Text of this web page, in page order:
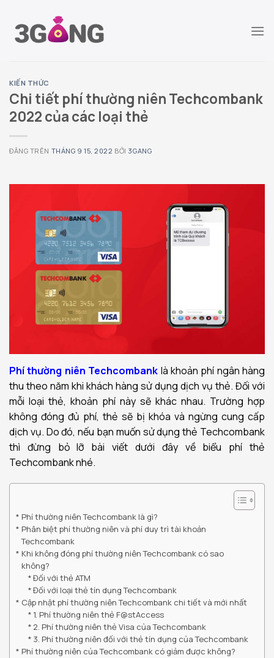
đến
KIẾN THỨC
Chi tiết phí thường niên Techcombank
2022 của các loại thẻ
ĐĂNG TRÊN THÁNG 9 15, 2022 BỞI 3GANG
Phí thường niên Techcombank là khoản phí ngân hàng
thu theo năm khi khách hàng sử dụng dịch vụ thẻ. Đối với
mỗi loại thẻ, khoản phí này sẽ khác nhau. Trường hợp
không đóng đủ phí, thẻ sẽ bị khóa và ngừng cung cấp
dịch vụ. Do đó, nếu bạn muốn sử dụng thẻ Techcombank
thì đừng bỏ lỡ bài viết dưới đây về biểu phí thẻ
Techcombank nhé.
Phí thường niên Techcombank là gì?
Phân biệt phí thường niên và phí duy trì tài khoản
Techcombank
Khi không đóng phí thường niên Techcombank có sao
không?
Đối với thẻ ATM
Đối với loại thẻ tín dụng Techcombank
Cập nhật phí thường niên Techcombank chi tiết và mới nhất
1. Phí thường niên thẻ F@stAccess
2. Phí thường niên thẻ Visa của Techcombank
3. Phí thường niên đối với thẻ tín dụng của Techcombank
Phí thường niên của Techcombank có giảm được không?